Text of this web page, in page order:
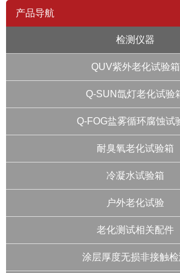
产品导航
检测仪器
QUV紫外老化试验箱
Q-SUN氙灯老化试验
Q-FOG盐雾循环腐蚀试
耐臭氧老化试验箱
冷凝水试验箱
户外老化试验
老化测试相关配件
涂层厚度无损非接触检